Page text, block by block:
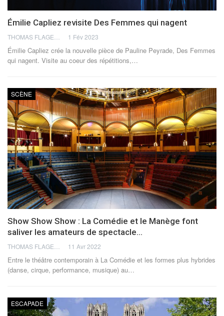
Émilie Capliez revisite Des Femmes qui nagent
1 Fév 2023
Émilie Capliez crée la nouvelle pièce de Pauline Peyrade, Des Femmes
qui nagent. Visite au coeur des répétitions,…
SCÈNE
Show Show Show : La Comédie et le Manège font
saliver les amateurs de spectacle…
11 Avr 2022
Entre le théâtre contemporain à La Comédie et les formes plus hybrides
(danse, cirque, performance, musique) au…
ESCAPADE